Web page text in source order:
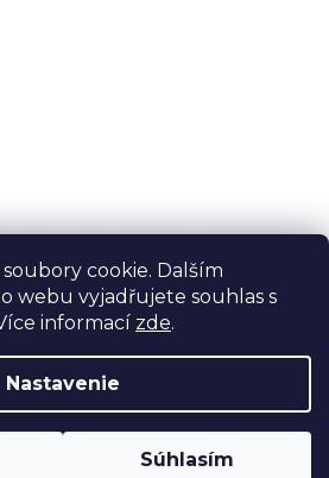
cookie. Dalším
webu vyjadřujete souhlas s
informací zde.
Nastavenie
Súhlasím